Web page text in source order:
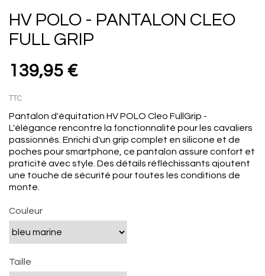
HV POLO - PANTALON CLEO
FULL GRIP
139,95 €
TTC
Pantalon d'équitation HV POLO Cleo FullGrip -
L'élégance rencontre la fonctionnalité pour les cavaliers
passionnés. Enrichi d'un grip complet en silicone et de
poches pour smartphone, ce pantalon assure confort et
praticité avec style. Des détails réfléchissants ajoutent
une touche de sécurité pour toutes les conditions de
monte.
Couleur
Taille